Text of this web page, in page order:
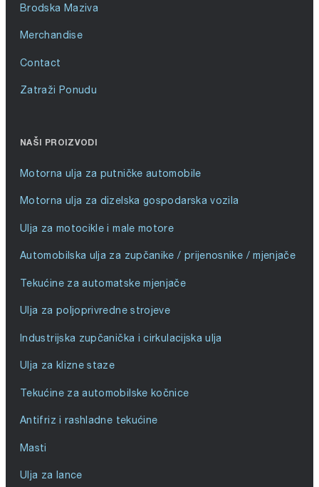
Brodska Maziva
Merchandise
Contact
Zatraži Ponudu
NAŠI PROIZVODI
Motorna ulja za putničke automobile
Motorna ulja za dizelska gospodarska vozila
Ulja za motocikle i male motore
Automobilska ulja za zupčanike / prijenosnike / mjenjače
Tekućine za automatske mjenjače
Ulja za poljoprivredne strojeve
Industrijska zupčanička i cirkulacijska ulja
Ulja za klizne staze
Tekućine za automobilske kočnice
Antifriz i rashladne tekućine
Masti
Ulja za lance